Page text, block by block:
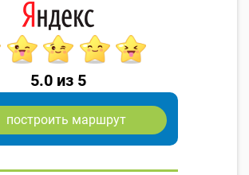
5.0 из 5
построить маршрут